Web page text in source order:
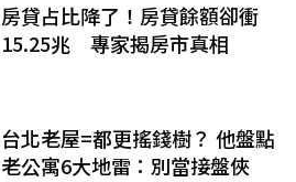
房貸占比降了！房貸餘額卻衝
15.25兆 專家揭房市真相
台北老屋=都更搖錢樹？ 他盤點
老公寓6大地雷：別當接盤俠